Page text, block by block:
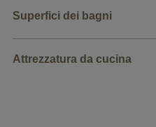
Superfici dei bagni
Attrezzatura da cucina